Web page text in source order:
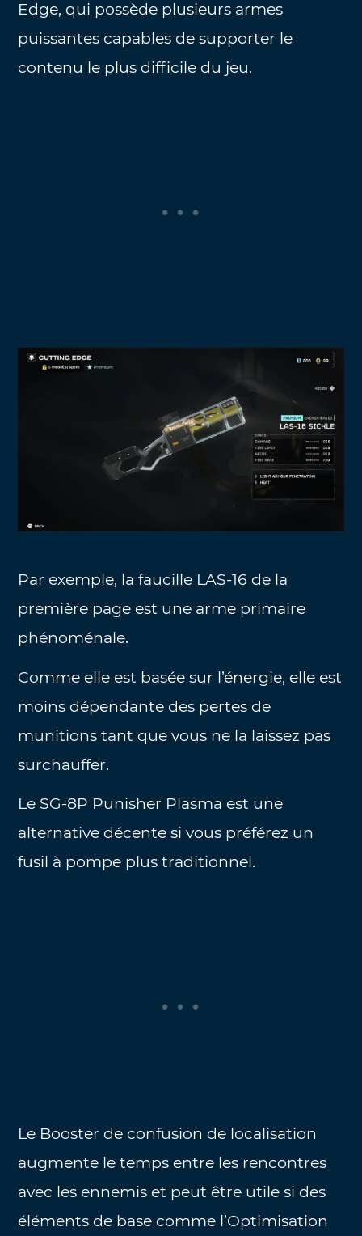
Edge, qui possède plusieurs armes
puissantes capables de supporter le
contenu le plus difficile du jeu.
Par exemple, la faucille LAS-16 de la
première page est une arme primaire
phénoménale.
Comme elle est basée sur l’énergie, elle est
moins dépendante des pertes de
munitions tant que vous ne la laissez pas
surchauffer.
Le SG-8P Punisher Plasma est une
alternative décente si vous préférez un
fusil à pompe plus traditionnel.
Le Booster de confusion de localisation
augmente le temps entre les rencontres
avec les ennemis et peut être utile si des
éléments de base comme l’Optimisation